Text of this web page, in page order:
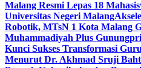
Malang Resmi Lepas 18
Universitas Negeri Malang
Robotik, MTsN 1 Kota Malang
Muhammadiyah Plus
Kunci Sukses Transformasi
Menurut Dr. Akhmad Sruji